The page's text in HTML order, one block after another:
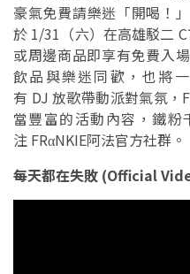
豪氣免費請樂迷「開喝！
於 1/31（六）在高雄駁二
或周邊商品即享有免費入
飲品與樂迷同歡，也將
有 DJ 放歌帶動派對氣氛，
當豐富的活動內容，鐵
注 FRαNKIE阿法官方社群。
每天都在失敗 (Official